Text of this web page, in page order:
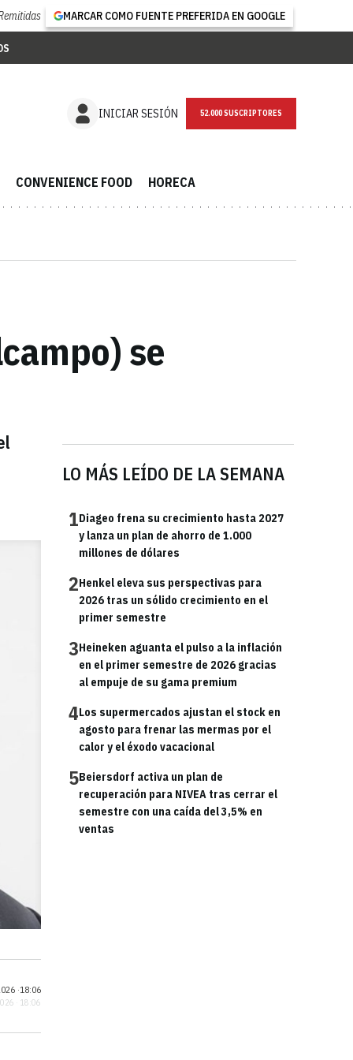
MARCAR COMO FUENTE PREFERIDA EN GOOGLE
INICIAR SESIÓN NEWSLETTER
CONVENIENCE FOOD HORECA
se
LO MÁS LEÍDO DE LA SEMANA
1Diageo frena su crecimiento hasta 2027
y lanza un plan de ahorro de 1.000
millones de dólares
2Henkel eleva sus perspectivas para
2026 tras un sólido crecimiento en el
primer semestre
3Heineken aguanta el pulso a la inflación
en el primer semestre de 2026 gracias
al empuje de su gama premium
4Los supermercados ajustan el stock en
agosto para frenar las mermas por el
calor y el éxodo vacacional
5Beiersdorf activa un plan de
recuperación para NIVEA tras cerrar el
semestre con una caída del 3,5% en
ventas
·18:06
· 18:06